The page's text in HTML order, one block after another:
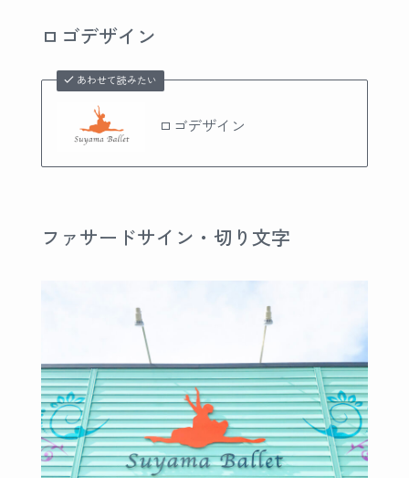
ロゴデザイン
あわせて読みたい
ロゴデザイン
ファサードサイン・切り文字